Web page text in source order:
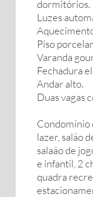
dormitórios.
Luzes
Piso
Varanda
Fechadura
Andar alto.
Duas vagas
lazer, salão
salaão de
e infantil, 2
quadra